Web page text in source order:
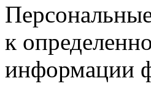
к
информации